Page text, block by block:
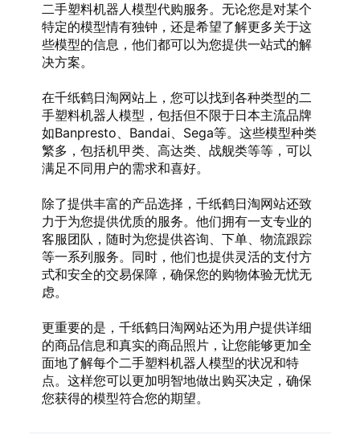
二手塑料机器人模型代购服务。无论您是对某个
特定的模型情有独钟，还是希望了解更多关于这
些模型的信息，他们都可以为您提供一站式的解
决方案。
在千纸鹤日淘网站上，您可以找到各种类型的二
手塑料机器人模型，包括但不限于日本主流品牌
如Banpresto、Bandai、Sega等。这些模型种类
繁多，包括机甲类、高达类、战舰类等等，可以
满足不同用户的需求和喜好。
除了提供丰富的产品选择，千纸鹤日淘网站还致
力于为您提供优质的服务。他们拥有一支专业的
客服团队，随时为您提供咨询、下单、物流跟踪
等一系列服务。同时，他们也提供灵活的支付方
式和安全的交易保障，确保您的购物体验无忧无
虑。
更重要的是，千纸鹤日淘网站还为用户提供详细
的商品信息和真实的商品照片，让您能够更加全
面地了解每个二手塑料机器人模型的状况和特
点。这样您可以更加明智地做出购买决定，确保
您获得的模型符合您的期望。